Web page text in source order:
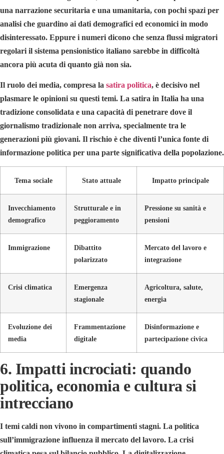
una narrazione securitaria e una umanitaria, con pochi spazi per
analisi che guardino ai dati demografici ed economici in modo
disinteressato. Eppure i numeri dicono che senza flussi migratori
regolari il sistema pensionistico italiano sarebbe in difficoltà
ancora più acuta di quanto già non sia.
Il ruolo dei media, compresa la satira politica, è decisivo nel
plasmare le opinioni su questi temi. La satira in Italia ha una
tradizione consolidata e una capacità di penetrare dove il
giornalismo tradizionale non arriva, specialmente tra le
generazioni più giovani. Il rischio è che diventi l’unica fonte di
informazione politica per una parte significativa della popolazione.
Tema sociale Stato attuale Impatto principale
Invecchiamento
demografico
Strutturale e in
peggioramento
Pressione su sanità e
pensioni
Immigrazione
Dibattito
polarizzato
Mercato del lavoro e
integrazione
Crisi climatica
Emergenza
stagionale
Agricoltura, salute,
energia
Evoluzione dei
media
Frammentazione
digitale
Disinformazione e
partecipazione civica
6. Impatti incrociati: quando
politica, economia e cultura si
intrecciano
I temi caldi non vivono in compartimenti stagni. La politica
sull’immigrazione influenza il mercato del lavoro. La crisi